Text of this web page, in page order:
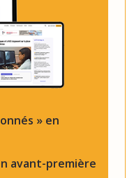
» en
avant-première